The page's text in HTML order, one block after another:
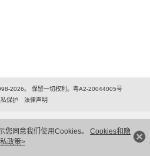
您同意我们使用Cookies。 Cookies和隐
私政策>
2026。 保留一切权利。粤A2-20044005号
私保护
法律声明